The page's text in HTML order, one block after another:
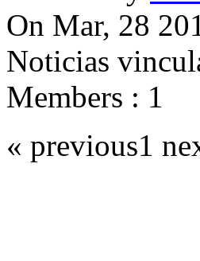
On Mar, 28
Noticias
Members : 1
« previous1